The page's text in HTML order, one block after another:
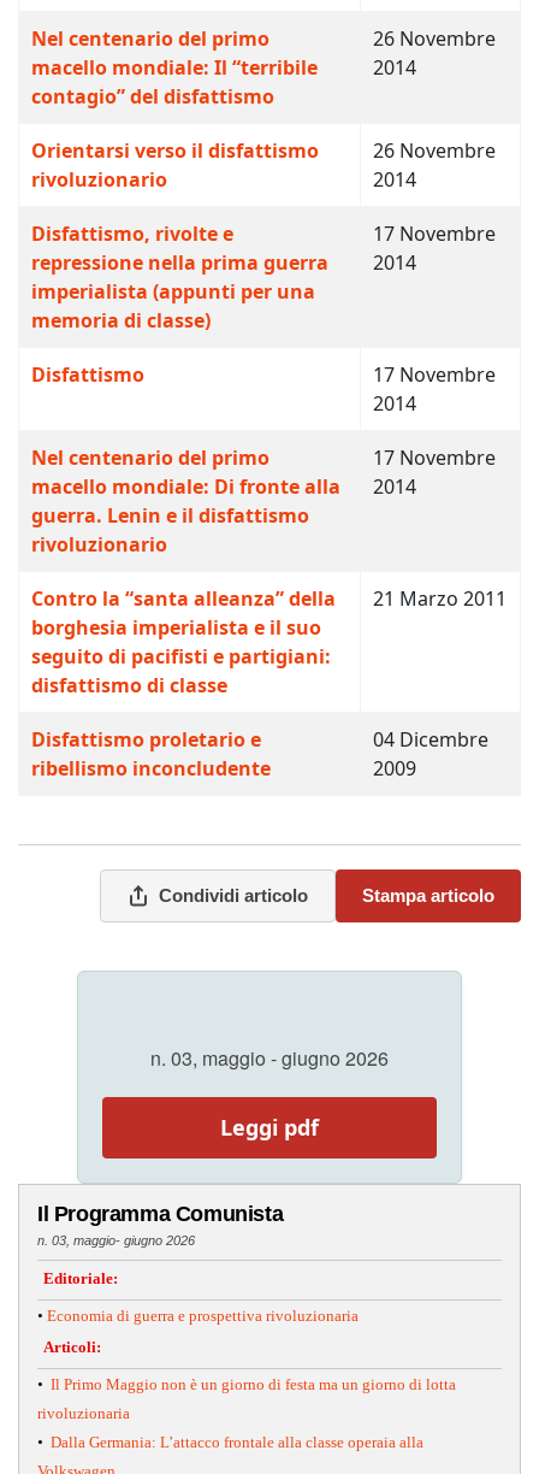
Nel centenario del primo
macello mondiale: Il “terribile
contagio” del disfattismo
26 Novembre
2014
Orientarsi verso il disfattismo
rivoluzionario
26 Novembre
2014
Disfattismo, rivolte e
repressione nella prima guerra
imperialista (appunti per una
memoria di classe)
17 Novembre
2014
Disfattismo
17 Novembre
2014
Nel centenario del primo
macello mondiale: Di fronte alla
guerra. Lenin e il disfattismo
rivoluzionario
17 Novembre
2014
Contro la “santa alleanza” della
borghesia imperialista e il suo
seguito di pacifisti e partigiani:
disfattismo di classe
21 Marzo 2011
Disfattismo proletario e
ribellismo inconcludente
04 Dicembre
2009
Condividi articolo Stampa articolo
n. 03, maggio - giugno 2026
Leggi pdf
Il Programma Comunista
n. 03, maggio- giugno 2026
Editoriale:
• Economia di guerra e prospettiva rivoluzionaria
Articoli:
• Il Primo Maggio non è un giorno di festa ma un giorno di lotta
rivoluzionaria
• Dalla Germania: L’attacco frontale alla classe operaia alla